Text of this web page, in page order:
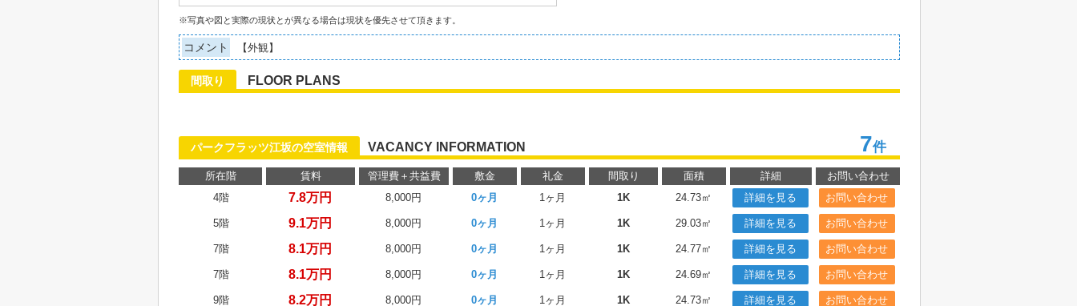
※写真や図と実際の現状とが異なる場合は現状を優先させて頂きます。
コメント 【外観】
間取り FLOOR PLANS
パークフラッツ江坂の空室情報 VACANCY INFORMATION 7件
所在階 賃料 管理費＋共益費 敷金 礼金 間取り 面積 詳細
お問い合わせ
4階
7.8万円 8,000円 0ヶ月 1ヶ月 1K 24.73㎡ 詳細を見る お問い合わせ
5階 9.1万円 8,000円 0ヶ月 1ヶ月 1K 29.03㎡ 詳細を見る お問い合わせ
7階 8.1万円 8,000円 0ヶ月 1ヶ月 1K 24.77㎡ 詳細を見る お問い合わせ
7階 8.1万円 8,000円 0ヶ月 1ヶ月 1K 24.69㎡ 詳細を見る お問い合わせ
9階 8.2万円 8,000円 0ヶ月 1ヶ月 1K 24.73㎡ 詳細を見る お問い合わせ